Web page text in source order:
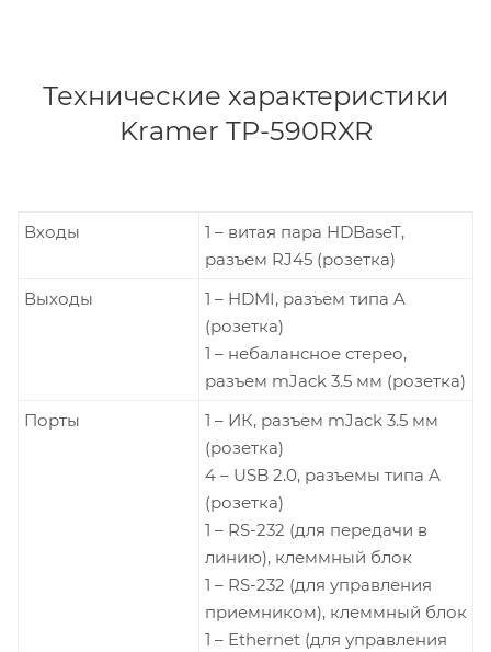
Технические характеристики
Kramer TP-590RXR
Входы
1 – витая пара HDBaseT,
разъем RJ45 (розетка)
Выходы
1 – HDMI, разъем типа A
(розетка)
1 – небалансное стерео,
разъем mJack 3.5 мм (розетка)
Порты
1 – ИК, разъем mJack 3.5 мм
(розетка)
4 – USB 2.0, разъемы типа A
(розетка)
1 – RS-232 (для передачи в
линию), клеммный блок
1 – RS-232 (для управления
приемником), клеммный блок
1 – Ethernet (для управления